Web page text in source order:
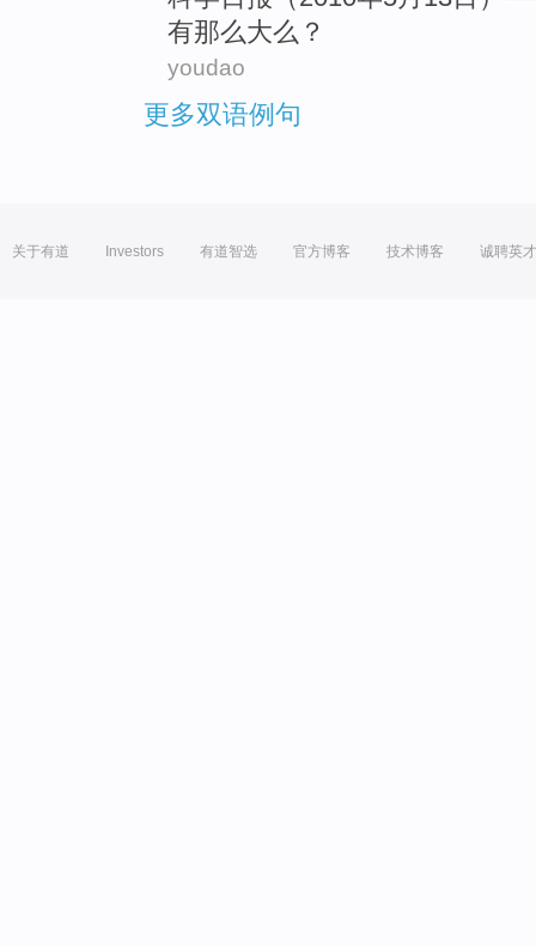
有那么大么？
youdao
更多双语例句
关于有道 Investors 有道智选 官方博客 技术博客 诚聘英才